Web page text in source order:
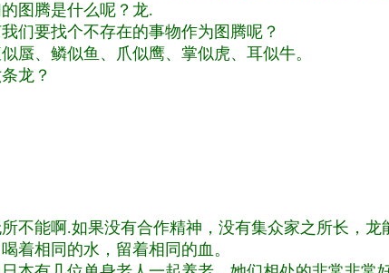
图腾是什么呢？龙.
们要找个不存在的事物作为图腾呢？
蜃、鳞似鱼、爪似鹰、掌似虎、耳似牛。
龙？
不能啊.如果没有合作精神，没有集众家之所长，
着相同的水，留着相同的血。